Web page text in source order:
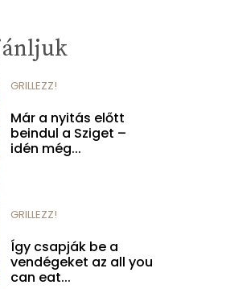
GRILLEZZ!
Már a nyitás előtt
beindul a Sziget –
idén még...
GRILLEZZ!
Így csapják be a
vendégeket az all you
can eat...